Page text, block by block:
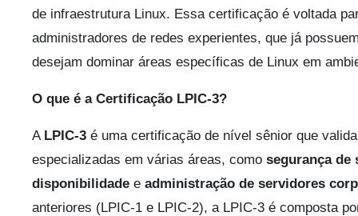
de infraestrutura Linux. Essa certificação é voltada
administradores de redes experientes, que já
desejam dominar áreas específicas de Linux em
O que é a Certificação LPIC-3?
A LPIC-3 é uma certificação de nível sênior que
especializadas em várias áreas, como segurança de
disponibilidade e administração de servidores
anteriores (LPIC-1 e LPIC-2), a LPIC-3 é composta